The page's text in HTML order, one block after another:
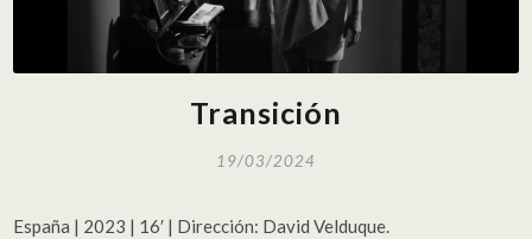
Transición
19/03/2024
España | 2023 | 16′ | Dirección: David Velduque.